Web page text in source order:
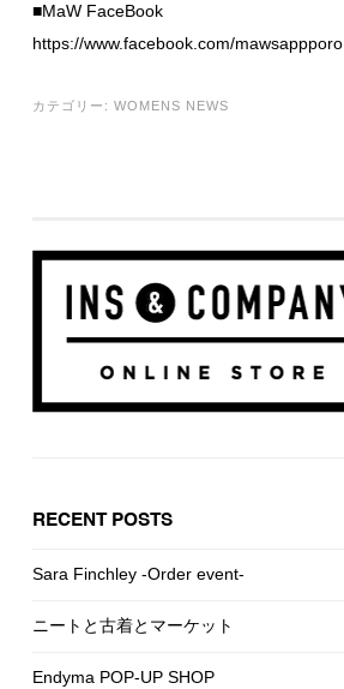
■MaW FaceBook
https://www.facebook.com/mawsappporo
カテゴリー: WOMENS NEWS
RECENT POSTS
Sara Finchley -Order event-
ニートと古着とマーケット
Endyma POP-UP SHOP